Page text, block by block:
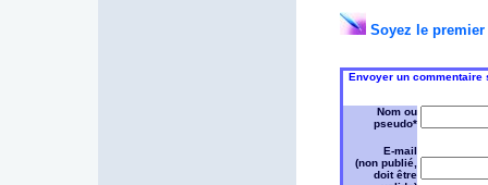
Soyez le
Envoyer un
Nom ou
pseudo*
E-mail
(non publié,
doit être